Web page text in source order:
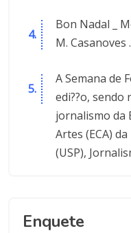
Bon Nadal _
M. Casanoves .
A Semana de
edi??o, sendo
jornalismo da
Artes (ECA)
(USP),
Enquete